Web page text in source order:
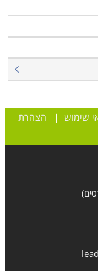
שימוש | הצהרת